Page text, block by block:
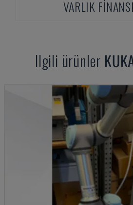
VARLIK
Ilgili ürünler